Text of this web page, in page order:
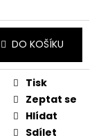
DO KOŠÍKU
Tisk
Zeptat se
Hlídat
Sdílet